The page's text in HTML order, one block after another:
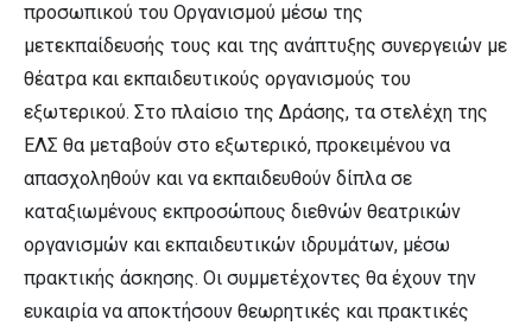
προσωπικού του Οργανισμού μέσω της
μετεκπαίδευσής τους και της ανάπτυξης συνεργειών με
θέατρα και εκπαιδευτικούς οργανισμούς του
εξωτερικού. Στο πλαίσιο της Δράσης, τα στελέχη της
ΕΛΣ θα μεταβούν στο εξωτερικό, προκειμένου να
απασχοληθούν και να εκπαιδευθούν δίπλα σε
καταξιωμένους εκπροσώπους διεθνών θεατρικών
οργανισμών και εκπαιδευτικών ιδρυμάτων, μέσω
πρακτικής άσκησης. Οι συμμετέχοντες θα έχουν την
ευκαιρία να αποκτήσουν θεωρητικές και πρακτικές